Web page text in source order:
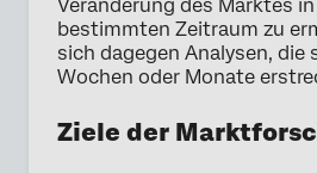
Veränderung des Marktes
bestimmten Zeitraum zu
sich dagegen Analysen, die
Wochen oder Monate
Ziele der